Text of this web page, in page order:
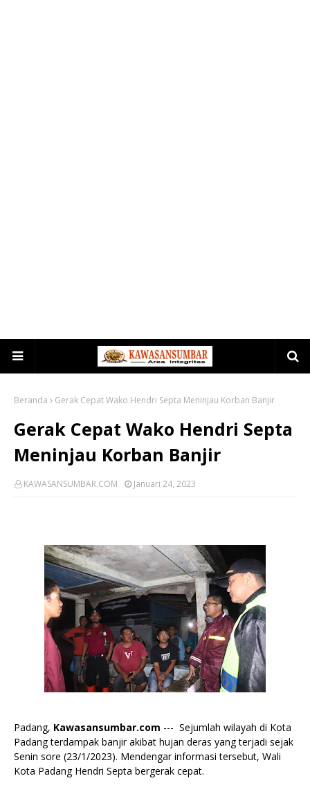
Beranda Gerak Cepat Wako Hendri Septa Meninjau Korban Banjir
Gerak Cepat Wako Hendri Septa
Meninjau Korban Banjir
KAWASANSUMBAR.COM Januari 24, 2023
Padang, Kawasansumbar.com --- Sejumlah wilayah di Kota
Padang terdampak banjir akibat hujan deras yang terjadi sejak
Senin sore (23/1/2023). Mendengar informasi tersebut, Wali
Kota Padang Hendri Septa bergerak cepat.